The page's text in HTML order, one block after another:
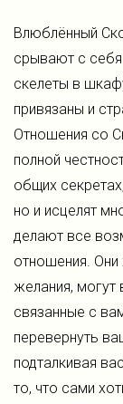
Влюблённый
срывают с
скелеты в
привязаны и
Отношения со
полной
общих
но и исцелят
делают все
отношения.
желания, могут
связанные с
перевернуть
подталкивая
то, что сами